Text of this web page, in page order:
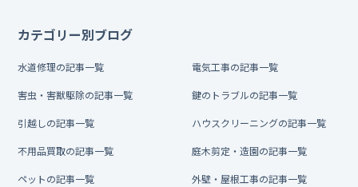
カテゴリー別ブログ
水道修理の記事一覧 電気工事の記事一覧
害虫・害獣駆除の記事一覧 鍵のトラブルの記事一覧
引越しの記事一覧 ハウスクリーニングの記事一覧
不用品買取の記事一覧 庭木剪定・造園の記事一覧
ペットの記事一覧 外壁・屋根工事の記事一覧